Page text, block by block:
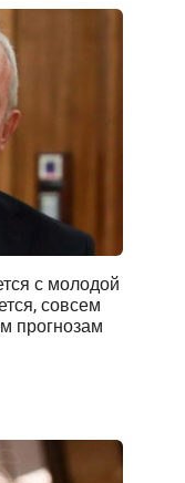
с молодой
совсем
прогнозам